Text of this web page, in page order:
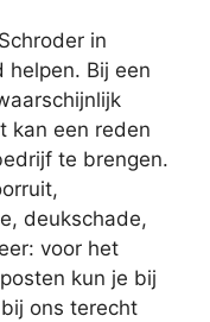
in
helpen. Bij een
kan een reden
te brengen.
deukschade,
voor het
kun je bij
ons terecht